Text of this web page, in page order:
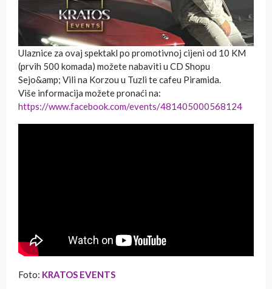
Ulaznice za ovaj spektakl po promotivnoj cijeni od 10 KM
(prvih 500 komada) možete nabaviti u CD Shopu
Sejo&amp; Vili na Korzou u Tuzli te cafeu Piramida.
Više informacija možete pronaći na:
https://www.facebook.com/events/481405000568124
Foto: KRATOS EVENTS